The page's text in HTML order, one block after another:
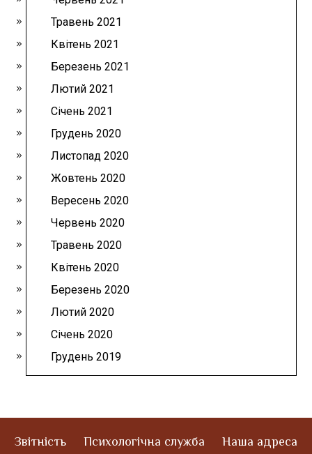
Травень 2021
Квітень 2021
Березень 2021
Лютий 2021
Січень 2021
Грудень 2020
Листопад 2020
Жовтень 2020
Вересень 2020
Червень 2020
Травень 2020
Квітень 2020
Березень 2020
Лютий 2020
Січень 2020
Грудень 2019
Звітність Психологічна служба Наша адреса